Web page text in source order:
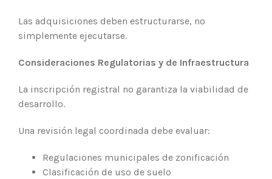
Las adquisiciones deben estructurarse, no
simplemente ejecutarse.
Consideraciones Regulatorias y de Infraestructura
La inscripción registral no garantiza la viabilidad de
desarrollo.
Una revisión legal coordinada debe evaluar:
Regulaciones municipales de zonificación
Clasificación de uso de suelo